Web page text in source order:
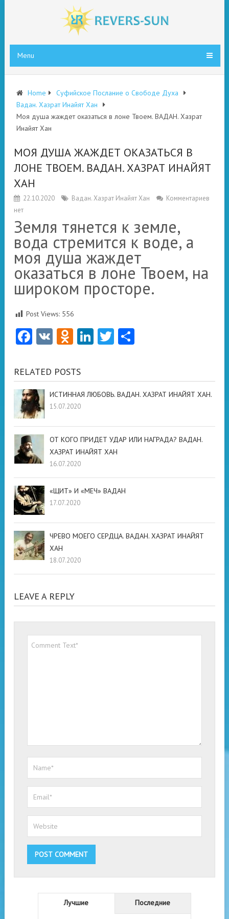
Menu
Home
Суфийское Послание о Свободе Духа
Вадан. Хазрат Инайят Хан
Моя душа жаждет оказаться в лоне Твоем. ВАДАН. Хазрат
Инайят Хан
МОЯ ДУША ЖАЖДЕТ ОКАЗАТЬСЯ В
ЛОНЕ ТВОЕМ. ВАДАН. ХАЗРАТ ИНАЙЯТ
ХАН
22.10.2020 Вадан. Хазрат Инайят Хан
Комментариев
нет
Земля тянется к земле,
вода стремится к воде, а
моя душа жаждет
оказаться в лоне Твоем, на
широком просторе.
Post Views: 556
Facebook
VK Odnoklassniki
LinkedIn
Twitter
RELATED POSTS
ИСТИННАЯ ЛЮБОВЬ. ВАДАН. ХАЗРАТ ИНАЙЯТ ХАН.
15.07.2020
ОТ КОГО ПРИДЕТ УДАР ИЛИ НАГРАДА? ВАДАН.
ХАЗРАТ ИНАЙЯТ ХАН
16.07.2020
«ЩИТ» И «МЕЧ» ВАДАН
17.07.2020
ЧРЕВО МОЕГО СЕРДЦА. ВАДАН. ХАЗРАТ ИНАЙЯТ
ХАН
18.07.2020
LEAVE A REPLY
Лучшие Последние